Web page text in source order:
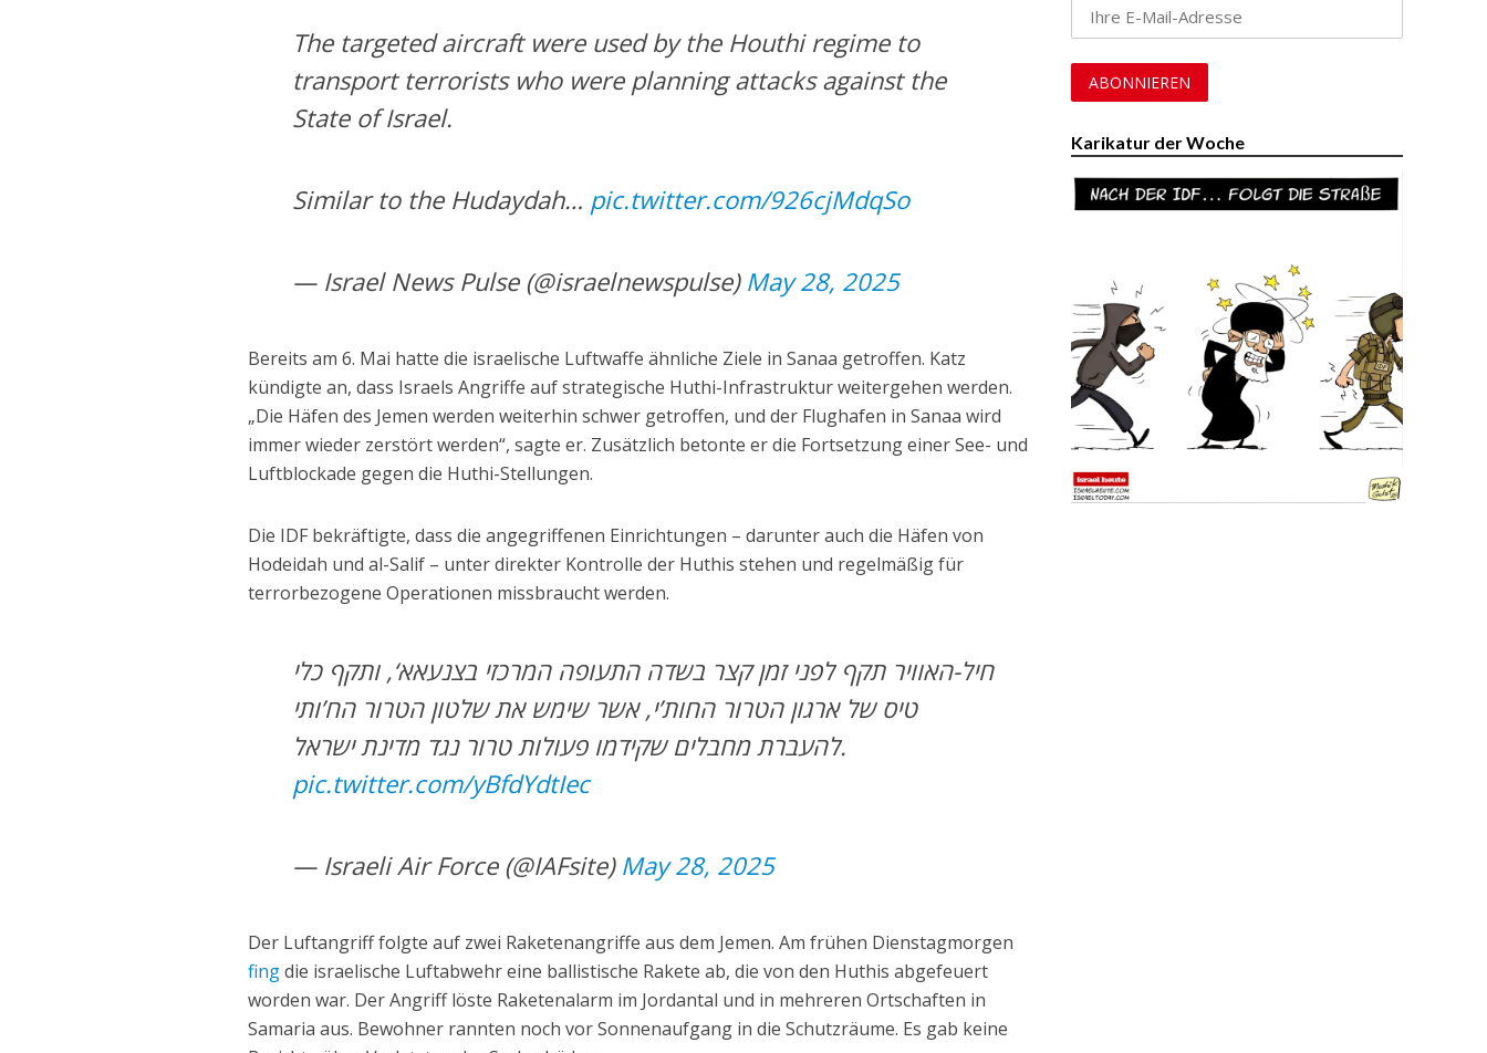
The targeted aircraft were used by the Houthi regime to
transport terrorists who were planning attacks against the
State of Israel.
Similar to the Hudaydah… pic.twitter.com/926cjMdqSo
— Israel News Pulse (@israelnewspulse) May 28, 2025
Bereits am 6. Mai hatte die israelische Luftwaffe ähnliche Ziele in Sanaa getroffen. Katz
kündigte an, dass Israels Angriffe auf strategische Huthi-Infrastruktur weitergehen werden.
„Die Häfen des Jemen werden weiterhin schwer getroffen, und der Flughafen in Sanaa wird
immer wieder zerstört werden“, sagte er. Zusätzlich betonte er die Fortsetzung einer See- und
Luftblockade gegen die Huthi-Stellungen.
Die IDF bekräftigte, dass die angegriffenen Einrichtungen – darunter auch die Häfen von
Hodeidah und al-Salif – unter direkter Kontrolle der Huthis stehen und regelmäßig für
terrorbezogene Operationen missbraucht werden.
חיל-האוויר תקף לפני זמן קצר בשדה התעופה המרכזי בצנעאא‘, ותקף כלי
טיס של ארגון הטרור החות’י, אשר שימש את שלטון הטרור הח’ותי
להעברת מחבלים שקידמו פעולות טרור נגד מדינת ישראל.
pic.twitter.com/yBfdYdtIec
— Israeli Air Force (@IAFsite) May 28, 2025
Der Luftangriff folgte auf zwei Raketenangriffe aus dem Jemen. Am frühen Dienstagmorgen
fingdie israelische Luftabwehr eine ballistische Rakete ab, die von den Huthis abgefeuert
worden war. Der Angriff löste Raketenalarm im Jordantal und in mehreren Ortschaften in
Samaria aus. Bewohner rannten noch vor Sonnenaufgang in die Schutzräume. Es gab keine
Karikatur der Woche